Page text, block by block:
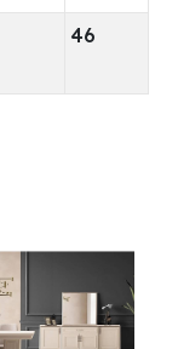
46